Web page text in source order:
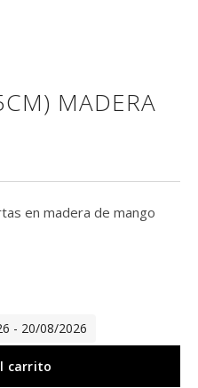
MADERA
en madera de mango
- 20/08/2026
carrito